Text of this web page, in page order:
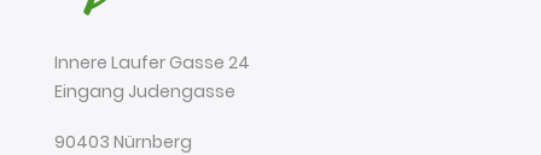
Innere Laufer Gasse 24
Eingang Judengasse
90403 Nürnberg